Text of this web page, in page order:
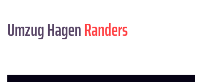
Umzug HagenRanders